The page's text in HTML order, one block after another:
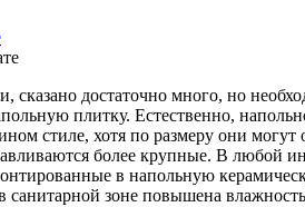
достаточно много, но
плитку. Естественно,
стиле, хотя по размеру они
более крупные. В любой
в напольную
зоне повышена